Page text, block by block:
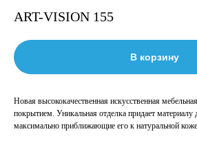
ART-VISION 155
В корзину
Новая высококачественная искусственная
покрытием. Уникальная отделка придает материалу
максимально приближающие его к натуральной